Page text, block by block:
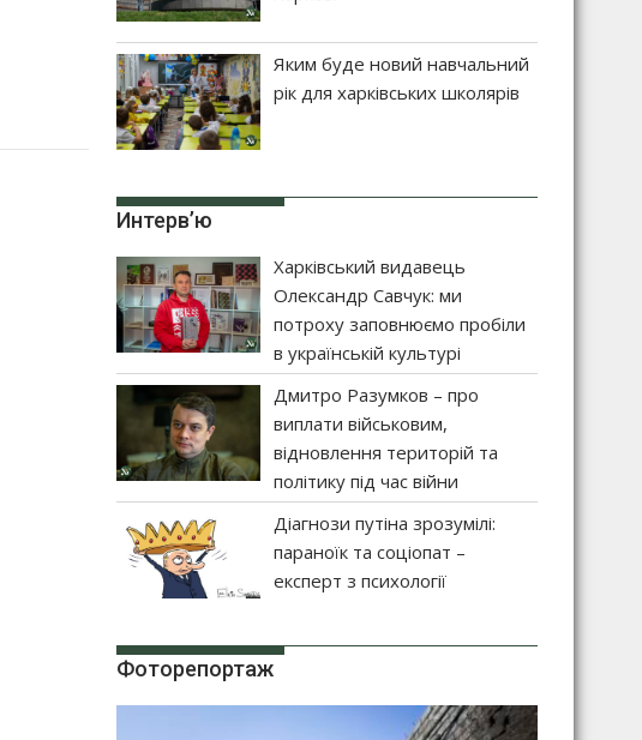
Яким буде новий навчальний
рік для харківських школярів
Интерв’ю
Харківський видавець
Олександр Савчук: ми
потроху заповнюємо пробіли
в українській культурі
Дмитро Разумков – про
виплати військовим,
відновлення територій та
політику під час війни
Діагнози путіна зрозумілі:
параноїк та соціопат –
експерт з психології
Фоторепортаж